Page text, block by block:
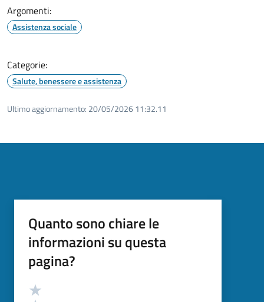
Argomenti:
Assistenza sociale
Categorie:
Salute, benessere e assistenza
Ultimo aggiornamento: 20/05/2026 11:32.11
Quanto sono chiare le
informazioni su questa
pagina?
Valutazione